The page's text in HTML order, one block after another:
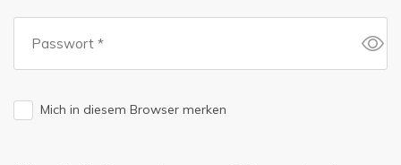
Mich in diesem Browser merken